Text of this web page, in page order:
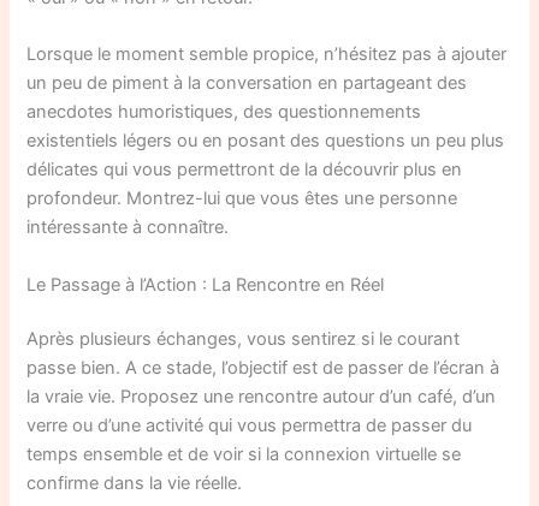
Lorsque le moment semble propice, n’hésitez pas à ajouter
un peu de piment à la conversation en partageant des
anecdotes humoristiques, des questionnements
existentiels légers ou en posant des questions un peu plus
délicates qui vous permettront de la découvrir plus en
profondeur. Montrez-lui que vous êtes une personne
intéressante à connaître.
Le Passage à l’Action : La Rencontre en Réel
Après plusieurs échanges, vous sentirez si le courant
passe bien. A ce stade, l’objectif est de passer de l’écran à
la vraie vie. Proposez une rencontre autour d’un café, d’un
verre ou d’une activité qui vous permettra de passer du
temps ensemble et de voir si la connexion virtuelle se
confirme dans la vie réelle.